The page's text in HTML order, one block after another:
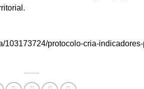
103173724/protocolo-cria-